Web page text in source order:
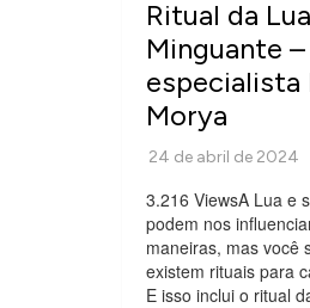
Ritual da Lua
Minguante
especialista
Morya
3.216 ViewsA Lua e
podem nos
maneiras, mas você
existem rituais para
E isso inclui o ritual